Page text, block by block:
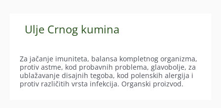
Ulje Crnog kumina
Za jačanje imuniteta, balansa kompletnog organizma,
protiv astme, kod probavnih problema, glavobolje, za
ublažavanje disajnih tegoba, kod polenskih alergija i
protiv različitih vrsta infekcija. Organski proizvod.